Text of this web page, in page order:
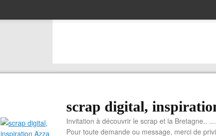
scrap digital,
Invitation à découvrir le scrap et la Bretagne..
Pour toute demande ou message, merci de